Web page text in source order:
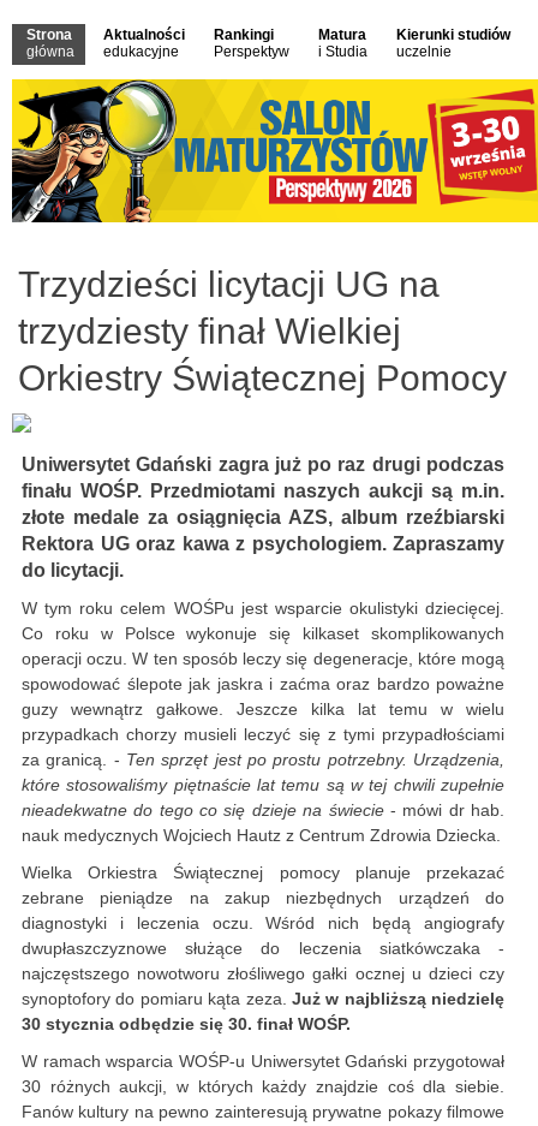
Strona
główna
Aktualności
edukacyjne
Rankingi
Perspektyw
Matura
i Studia
Kierunki studiów
uczelnie
Trzydzieści licytacji UG na
trzydziesty finał Wielkiej
Orkiestry Świątecznej Pomocy
Uniwersytet Gdański zagra już po raz drugi podczas
finału WOŚP. Przedmiotami naszych aukcji są m.in.
złote medale za osiągnięcia AZS, album rzeźbiarski
Rektora UG oraz kawa z psychologiem. Zapraszamy
do licytacji.
W tym roku celem WOŚPu jest wsparcie okulistyki dziecięcej.
Co roku w Polsce wykonuje się kilkaset skomplikowanych
operacji oczu. W ten sposób leczy się degeneracje, które mogą
spowodować ślepote jak jaskra i zaćma oraz bardzo poważne
guzy wewnątrz gałkowe. Jeszcze kilka lat temu w wielu
przypadkach chorzy musieli leczyć się z tymi przypadłościami
za granicą. - Ten sprzęt jest po prostu potrzebny. Urządzenia,
które stosowaliśmy piętnaście lat temu są w tej chwili zupełnie
nieadekwatne do tego co się dzieje na świecie- mówi dr hab.
nauk medycznych Wojciech Hautz z Centrum Zdrowia Dziecka.
Wielka Orkiestra Świątecznej pomocy planuje przekazać
zebrane pieniądze na zakup niezbędnych urządzeń do
diagnostyki i leczenia oczu. Wśród nich będą angiografy
dwupłaszczyznowe służące do leczenia siatkówczaka -
najczęstszego nowotworu złośliwego gałki ocznej u dzieci czy
synoptofory do pomiaru kąta zeza. Już w najbliższą niedzielę
30 stycznia odbędzie się 30. finał WOŚP.
W ramach wsparcia WOŚP-u Uniwersytet Gdański przygotował
30 różnych aukcji, w których każdy znajdzie coś dla siebie.
Fanów kultury na pewno zainteresują prywatne pokazy filmowe